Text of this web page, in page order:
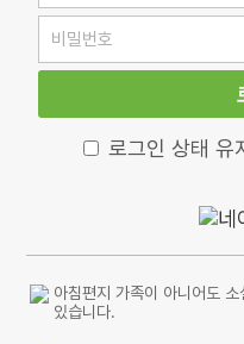
로그인 상태 유
아침편지 가족이 아니어도
있습니다.